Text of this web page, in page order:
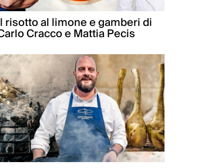
risotto al limone e gamberi di
Cracco e Mattia Pecis